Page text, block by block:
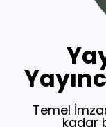
Temel
kadar